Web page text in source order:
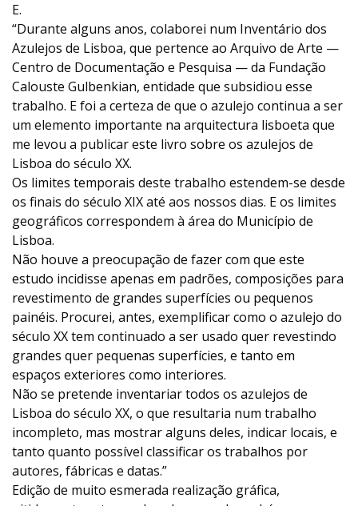
E.
“Durante alguns anos, colaborei num Inventário dos
Azulejos de Lisboa, que pertence ao Arquivo de Arte —
Centro de Documentação e Pesquisa — da Fundação
Calouste Gulbenkian, entidade que subsidiou esse
trabalho. E foi a certeza de que o azulejo continua a ser
um elemento importante na arquitectura lisboeta que
me levou a publicar este livro sobre os azulejos de
Lisboa do século XX.
Os limites temporais deste trabalho estendem-se desde
os finais do século XIX até aos nossos dias. E os limites
geográficos correspondem à área do Município de
Lisboa.
Não houve a preocupação de fazer com que este
estudo incidisse apenas em padrões, composições para
revestimento de grandes superfícies ou pequenos
painéis. Procurei, antes, exemplificar como o azulejo do
século XX tem continuado a ser usado quer revestindo
grandes quer pequenas superfícies, e tanto em
espaços exteriores como interiores.
Não se pretende inventariar todos os azulejos de
Lisboa do século XX, o que resultaria num trabalho
incompleto, mas mostrar alguns deles, indicar locais, e
tanto quanto possível classificar os trabalhos por
autores, fábricas e datas.”
Edição de muito esmerada realização gráfica,